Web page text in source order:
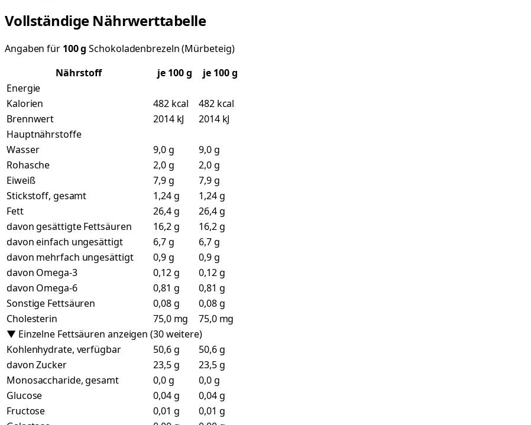
Vollständige Nährwerttabelle
Angaben für 100g Schokoladenbrezeln (Mürbeteig)
Nährstoff
je 100g
je 100 g
Energie
Kalorien
482 kcal
482 kcal
Brennwert
2014 kJ
2014 kJ
Hauptnährstoffe
Wasser
9,0 g
9,0 g
Rohasche
2,0 g
2,0 g
Eiweiß
7,9 g
7,9 g
Stickstoff, gesamt
1,24 g
1,24 g
Fett
26,4 g
26,4 g
davon gesättigte Fettsäuren
16,2 g
16,2 g
davon einfach ungesättigt
6,7 g
6,7 g
davon mehrfach ungesättigt
0,9 g
0,9 g
davon Omega-3
0,12 g
0,12 g
davon Omega-6
0,81 g
0,81 g
Sonstige Fettsäuren
0,08 g
0,08 g
Cholesterin
75,0 mg
75,0 mg
▼ Einzelne Fettsäuren anzeigen (30 weitere)
Kohlenhydrate, verfügbar
50,6 g
50,6 g
davon Zucker
23,5 g
23,5 g
Monosaccharide, gesamt
0,0 g
0,0 g
Glucose
0,04 g
0,04 g
Fructose
0,01 g
0,01 g